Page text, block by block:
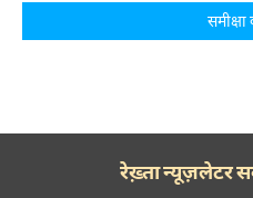
रेख़्ता न्यूज़लेटर